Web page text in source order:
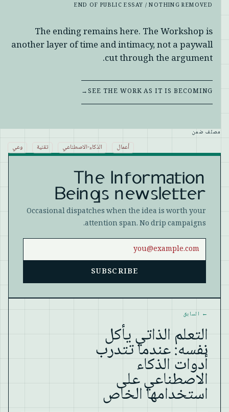
END OF PUBLIC ESSAY / NOTHING REMOVED
The ending remains here. The Workshop is
another layer of time and intimacy, not a paywall
cut through the argument.
SEE THE WORK AS IT IS BECOMING
→
مصنّف ضمن
أعمال الذكاء-الاصطناعي تقنية وعي
The Information
Beings newsletter
Occasional dispatches when the idea is worth your
attention span. No drip campaigns.
Email address
SUBSCRIBE
Website
السابق
التعلم الذاتي يأكل
نفسه: عندما تتدرب
أدوات الذكاء
الاصطناعي على
استخدامها الخاص